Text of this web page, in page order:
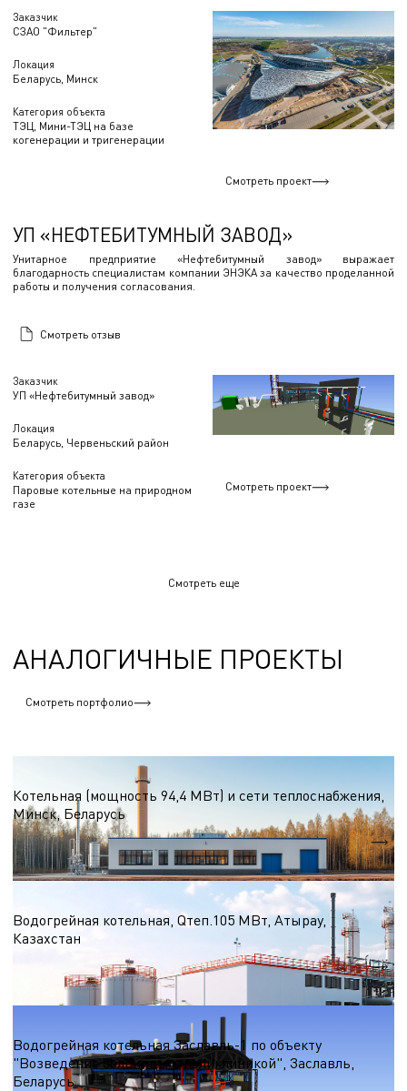
Заказчик
СЗАО "Фильтер"
Локация
Беларусь, Минск
Категория объекта
ТЭЦ, Мини-ТЭЦ на базе
когенерации и тригенерации
Смотреть проект
Заказчик
УП «Нефтебитумный завод»
Локация
Беларусь, Червеньский район
Категория объекта
Паровые котельные на природном
газе
УП «НЕФТЕБИТУМНЫЙ ЗАВОД»
Унитарное предприятие «Нефтебитумный завод» выражает
благодарность специалистам компании ЭНЭКА за качество проделанной
работы и получения согласования.
Смотреть отзыв
Смотреть проект
Смотреть еще
АНАЛОГИЧНЫЕ ПРОЕКТЫ
Смотреть портфолио
Котельная (мощность 94,4 МВт) и сети теплоснабжения,
Минск, Беларусь
Qтеп.
94,4 МВт
Водогрейные котельные на природном газе
Водогрейная котельная, Qтеп.105 МВт, Атырау,
Казахстан
Водогрейные котельные на природном газе
Водогрейная котельная Заславль-1 по объекту
"Возведение больницы с поликлиникой", Заславль,
Беларусь